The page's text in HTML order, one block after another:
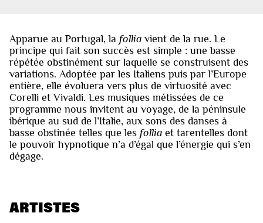
Apparue au Portugal, la follia vient de la rue. Le
principe qui fait son succès est simple : une basse
répétée obstinément sur laquelle se construisent des
variations. Adoptée par les Italiens puis par l’Europe
entière, elle évoluera vers plus de virtuosité avec
Corelli et Vivaldi. Les musiques métissées de ce
programme nous invitent au voyage, de la péninsule
ibérique au sud de l’Italie, aux sons des danses à
basse obstinée telles que les follia et tarentelles dont
le pouvoir hypnotique n’a d’égal que l’énergie qui s’en
dégage.
ARTISTES